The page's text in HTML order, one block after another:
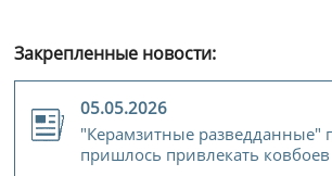
Закрепленные новости:
05.05.2026
"Керамзитные разведданные"
пришлось привлекать ковбоев